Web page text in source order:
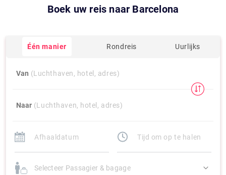
Boek uw reis naar Barcelona
Één manier Rondreis Uurlijks
Van (Luchthaven, hotel, adres)
Naar (Luchthaven, hotel, adres)
Selecteer Passagier & bagage